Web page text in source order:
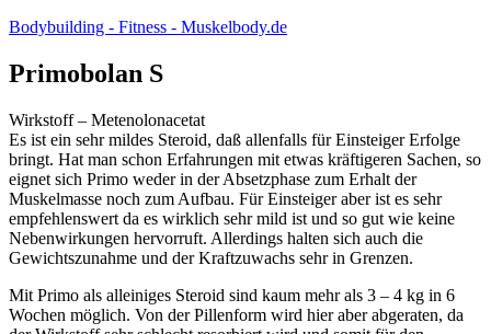
Bodybuilding - Fitness - Muskelbody.de
Primobolan S
Wirkstoff – Metenolonacetat
Es ist ein sehr mildes Steroid, daß allenfalls für Einsteiger Erfolge
bringt. Hat man schon Erfahrungen mit etwas kräftigeren Sachen, so
eignet sich Primo weder in der Absetzphase zum Erhalt der
Muskelmasse noch zum Aufbau. Für Einsteiger aber ist es sehr
empfehlenswert da es wirklich sehr mild ist und so gut wie keine
Nebenwirkungen hervorruft. Allerdings halten sich auch die
Gewichtszunahme und der Kraftzuwachs sehr in Grenzen.
Mit Primo als alleiniges Steroid sind kaum mehr als 3 – 4 kg in 6
Wochen möglich. Von der Pillenform wird hier aber abgeraten, da